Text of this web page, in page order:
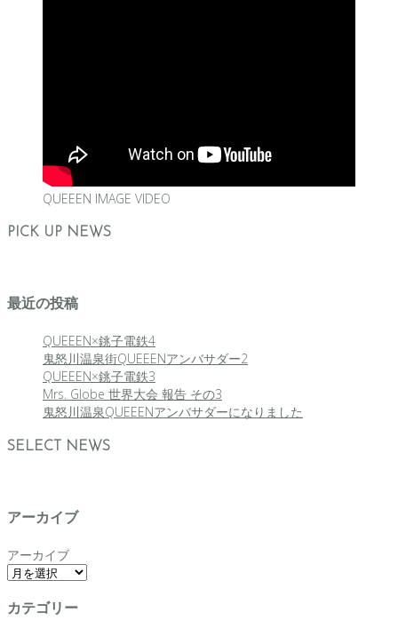
QUEEEN IMAGE VIDEO
PICK UP NEWS
最近の投稿
QUEEEN×銚子電鉄4
鬼怒川温泉街QUEEENアンバサダー2
QUEEEN×銚子電鉄3
Mrs. Globe 世界大会 報告 その3
鬼怒川温泉QUEEENアンバサダーになりました
SELECT NEWS
アーカイブ
アーカイブ
カテゴリー